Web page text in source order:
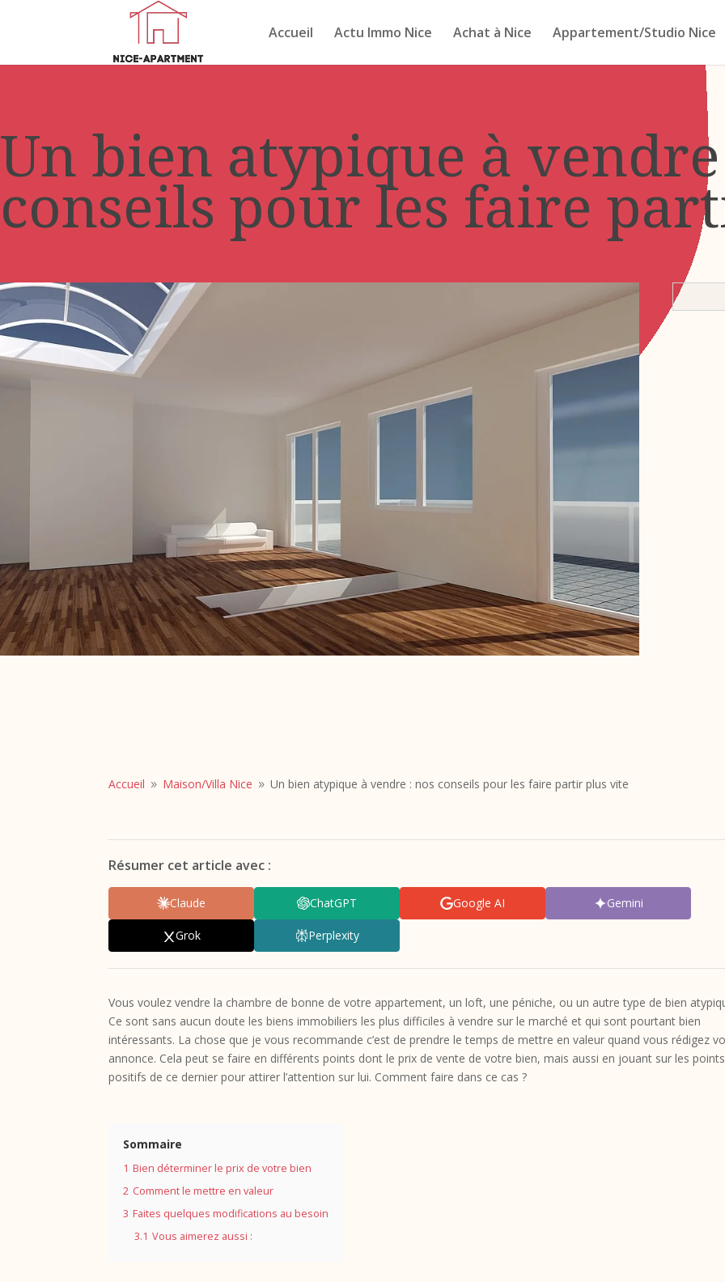
Accueil Actu Immo Nice Achat à Nice Appartement/Studio Nice
Un bien atypique à
conseils pour les faire
Accueil 9 Maison/Villa Nice 9 Un bien atypique à vendre : nos conseils pour les faire partir plus vite
Résumer cet article avec :
Claude ChatGPT Google AI Gemini
Grok Perplexity
Vous voulez vendre la chambre de bonne de votre appartement, un loft, une péniche, ou un autre type de bien
Ce sont sans aucun doute les biens immobiliers les plus difficiles à vendre sur le marché et qui sont pourtant bien
intéressants. La chose que je vous recommande c’est de prendre le temps de mettre en valeur quand vous rédigez
annonce. Cela peut se faire en différents points dont le prix de vente de votre bien, mais aussi en jouant sur les points
positifs de ce dernier pour attirer l’attention sur lui. Comment faire dans ce cas ?
Sommaire
1 Bien déterminer le prix de votre bien
2 Comment le mettre en valeur
3 Faites quelques modifications au besoin
3.1 Vous aimerez aussi :